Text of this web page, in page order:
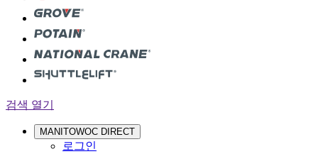
검색 열기
MANITOWOC DIRECT
로그인